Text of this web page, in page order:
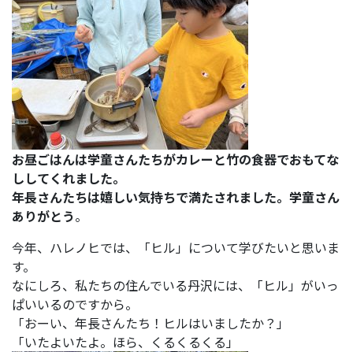
お昼ごはんは学童さんたちがカレーと竹の食器でおもてな
ししてくれました。
年長さんたちは嬉しい気持ちで満たされました。学童さん
ありがとう。
今年、ハレノヒでは、「ヒル」について学びたいと思いま
す。
なにしろ、私たちの住んでいる丹沢には、「ヒル」がいっ
ぱいいるのですから。
「おーい、年長さんたち！ヒルはいましたか？」
「いたよいたよ。ほら、くるくるくる」